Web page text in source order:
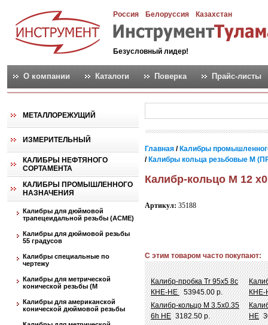
Россия Белоруссия Казахстан
Безусловный лидер!
О компании Каталоги Поверка Прайс-листы
МЕТАЛЛОРЕЖУЩИЙ
ИЗМЕРИТЕЛЬНЫЙ
КАЛИБРЫ НЕФТЯНОГО
СОРТАМЕНТА
КАЛИБРЫ ПРОМЫШЛЕННОГО
НАЗНАЧЕНИЯ
Калибры для дюймовой
трапецеидальной резьбы (АСМЕ)
Калибры для дюймовой резьбы
55 градусов
Калибры специальные по
чертежу
Калибры для метрической
конической резьбы (М
Калибры для американской
конической дюймовой резьбы
Главная / Калибры
/ Калибры кольца резьбовые М
Калибр-кольцо М 12
Артикул: 35188
С этим товаром часто покупают:
Калибр-пробка Tr 95х5 8c
КНЕ-НЕ 53945.00 р.
КНЕ-
Калибр-кольцо М 3.5х0.35
6h НЕ 3182.50 р.
НЕ